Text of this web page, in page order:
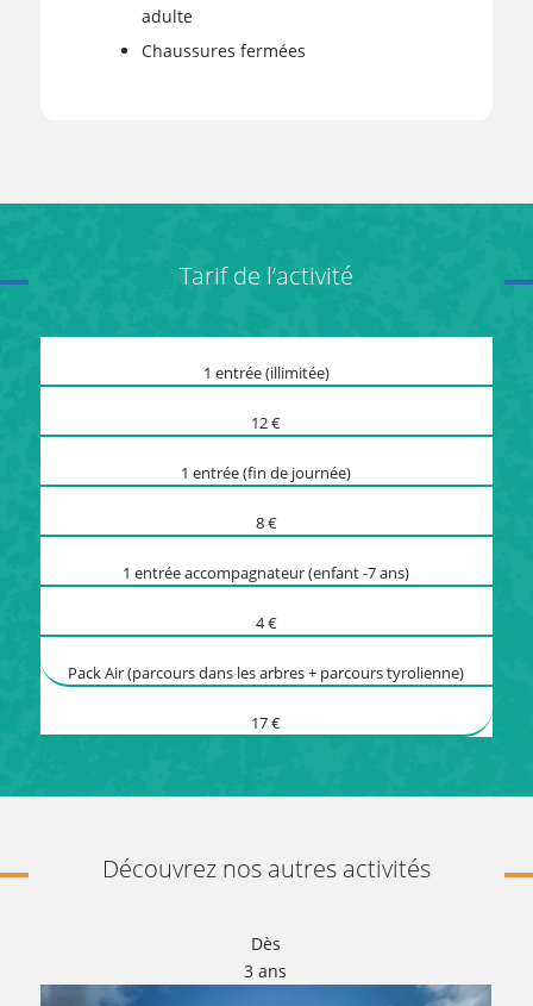
adulte
Chaussures fermées
Tarif de l’activité
1 entrée (illimitée)
12 €
1 entrée (fin de journée)
8 €
1 entrée accompagnateur (enfant -7 ans)
4 €
Pack Air (parcours dans les arbres + parcours tyrolienne)
17 €
Découvrez nos autres activités
Dès
3 ans